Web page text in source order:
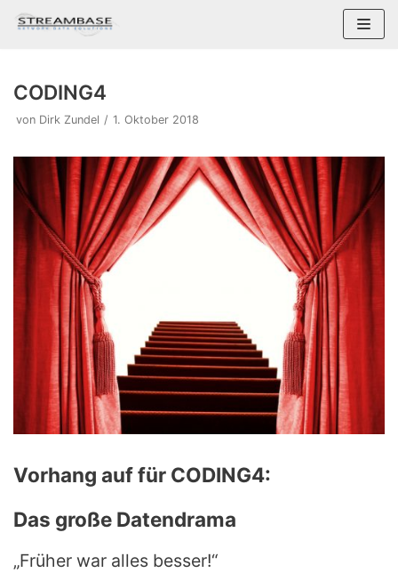
Zum
CODING4
von Dirk Zundel 1. Oktober 2018
Vorhang auf für CODING4:
Das große Datendrama
„Früher war alles besser!“